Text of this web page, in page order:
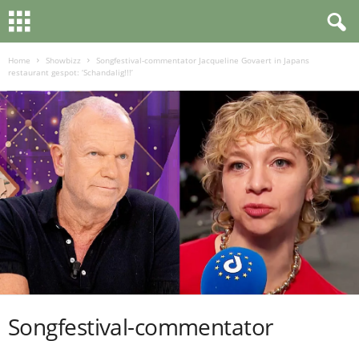
Home Showbizz
Songfestival-commentator Jacqueline Govaert in Japans
restaurant gespot: ‘Schandalig!!!’
Songfestival-commentator